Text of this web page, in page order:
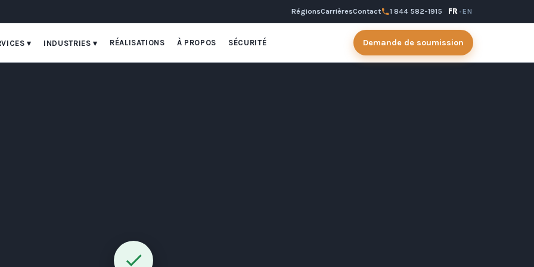
RégionsCarrièresContact 1 844 582-1915 FR ·EN
▾ INDUSTRIES ▾ RÉALISATIONS À PROPOS SÉCURITÉ Demande de soumission